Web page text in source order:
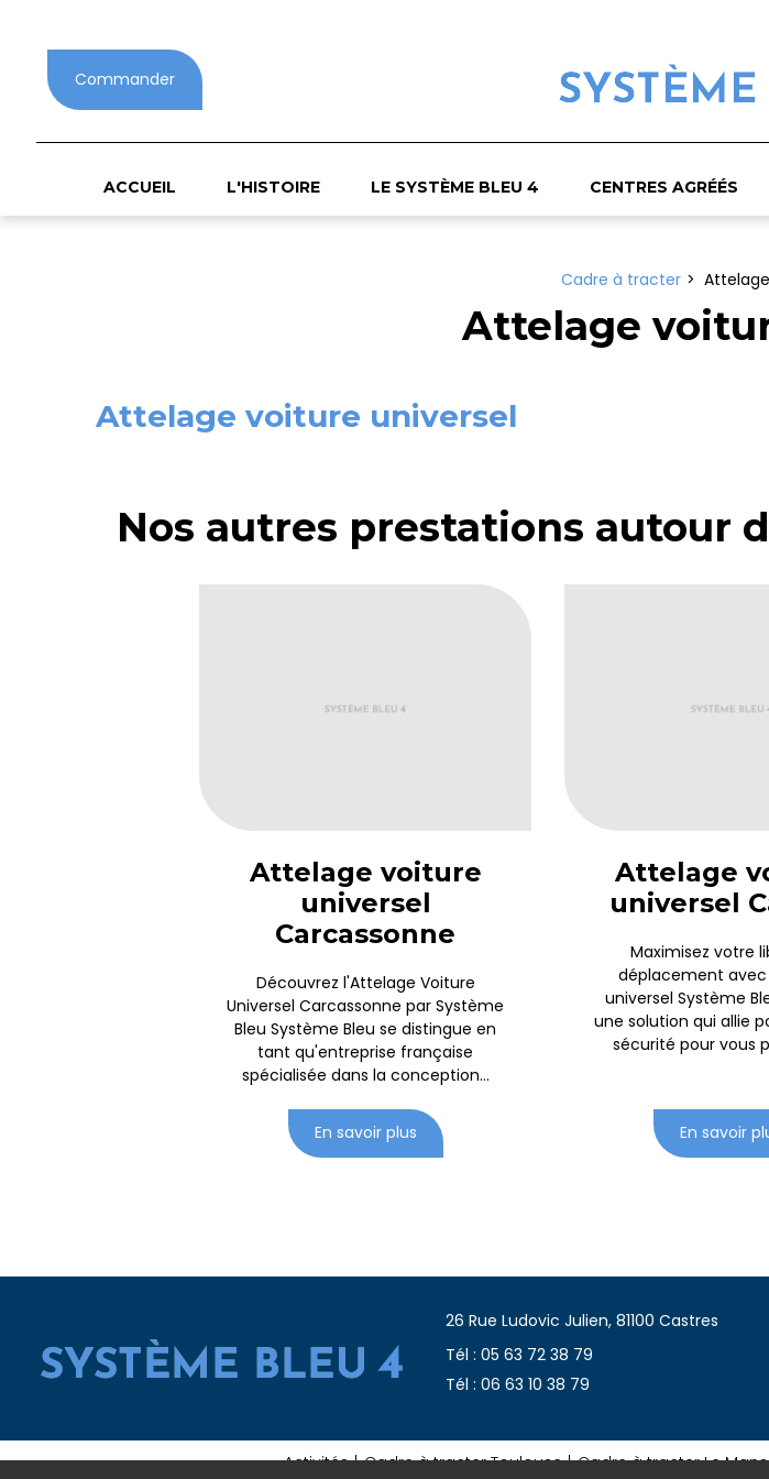
Commander
ACCUEIL L'HISTOIRE LE SYSTÈME BLEU 4 CENTRES AGRÉÉS
Cadre à tracter
Attelage
Attelage voiture universel
Nos autres prestations autour
Attelage voiture
universel
Carcassonne
Découvrez l'Attelage Voiture
Universel Carcassonne par Système
Bleu Système Bleu se distingue en
tant qu'entreprise française
spécialisée dans la conception...
En savoir plus
Attelage
universel
Maximisez votre
déplacement
universel Système
une solution qui allie
sécurité pour vous
En savoir
26 Rue Ludovic Julien, 81100 Castres
Tél : 05 63 72 38 79
Tél : 06 63 10 38 79
Activités Cadre à tracter Toulouse Cadre à tracter Le Mans